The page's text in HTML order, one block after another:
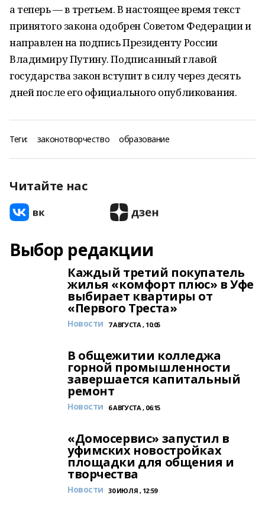
а теперь — в третьем. В настоящее время текст
принятого закона одобрен Советом Федерации и
направлен на подпись Президенту России
Владимиру Путину. Подписанный главой
государства закон вступит в силу через десять
дней после его официального опубликования.
Теги: законотворчество образование
Читайте нас
Выбор редакции
Каждый третий покупатель
жилья «комфорт плюс» в Уфе
выбирает квартиры от
«Первого Треста»
Новости 7 АВГУСТА , 10:05
В общежитии колледжа
горной промышленности
завершается капитальный
ремонт
Новости 6 АВГУСТА , 06:15
«Домосервис» запустил в
уфимских новостройках
площадки для общения и
творчества
Новости 30 ИЮЛЯ , 12:59